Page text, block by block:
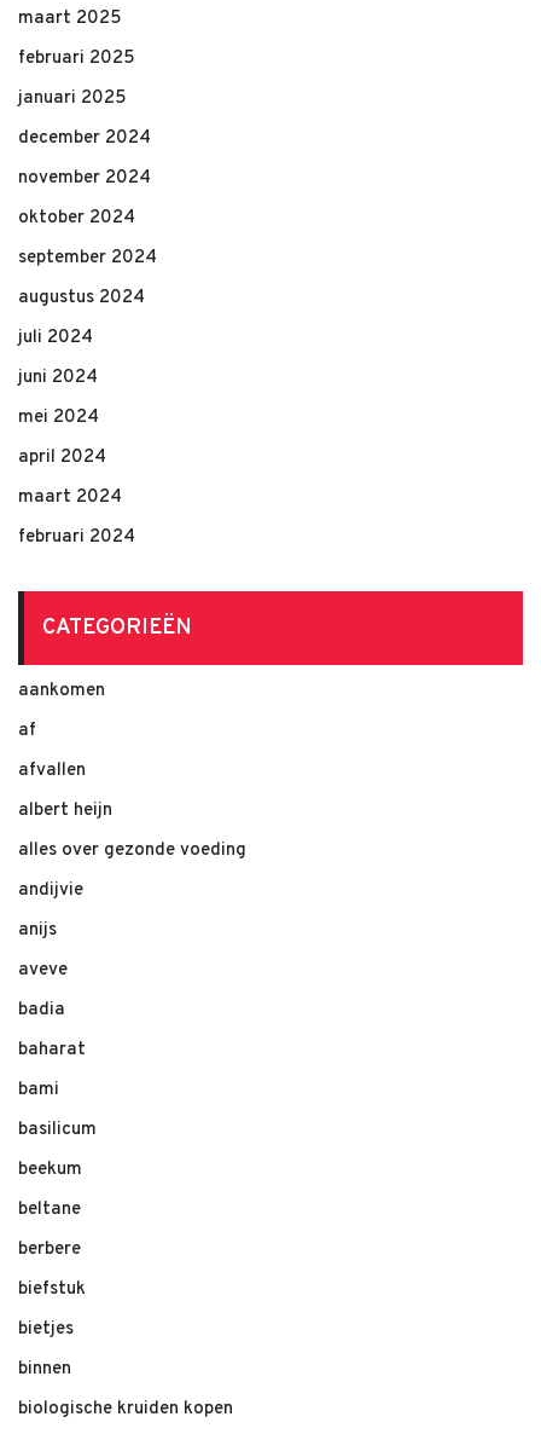
maart 2025
februari 2025
januari 2025
december 2024
november 2024
oktober 2024
september 2024
augustus 2024
juli 2024
juni 2024
mei 2024
april 2024
maart 2024
februari 2024
CATEGORIEËN
aankomen
af
afvallen
albert heijn
alles over gezonde voeding
andijvie
anijs
aveve
badia
baharat
bami
basilicum
beekum
beltane
berbere
biefstuk
bietjes
binnen
biologische kruiden kopen